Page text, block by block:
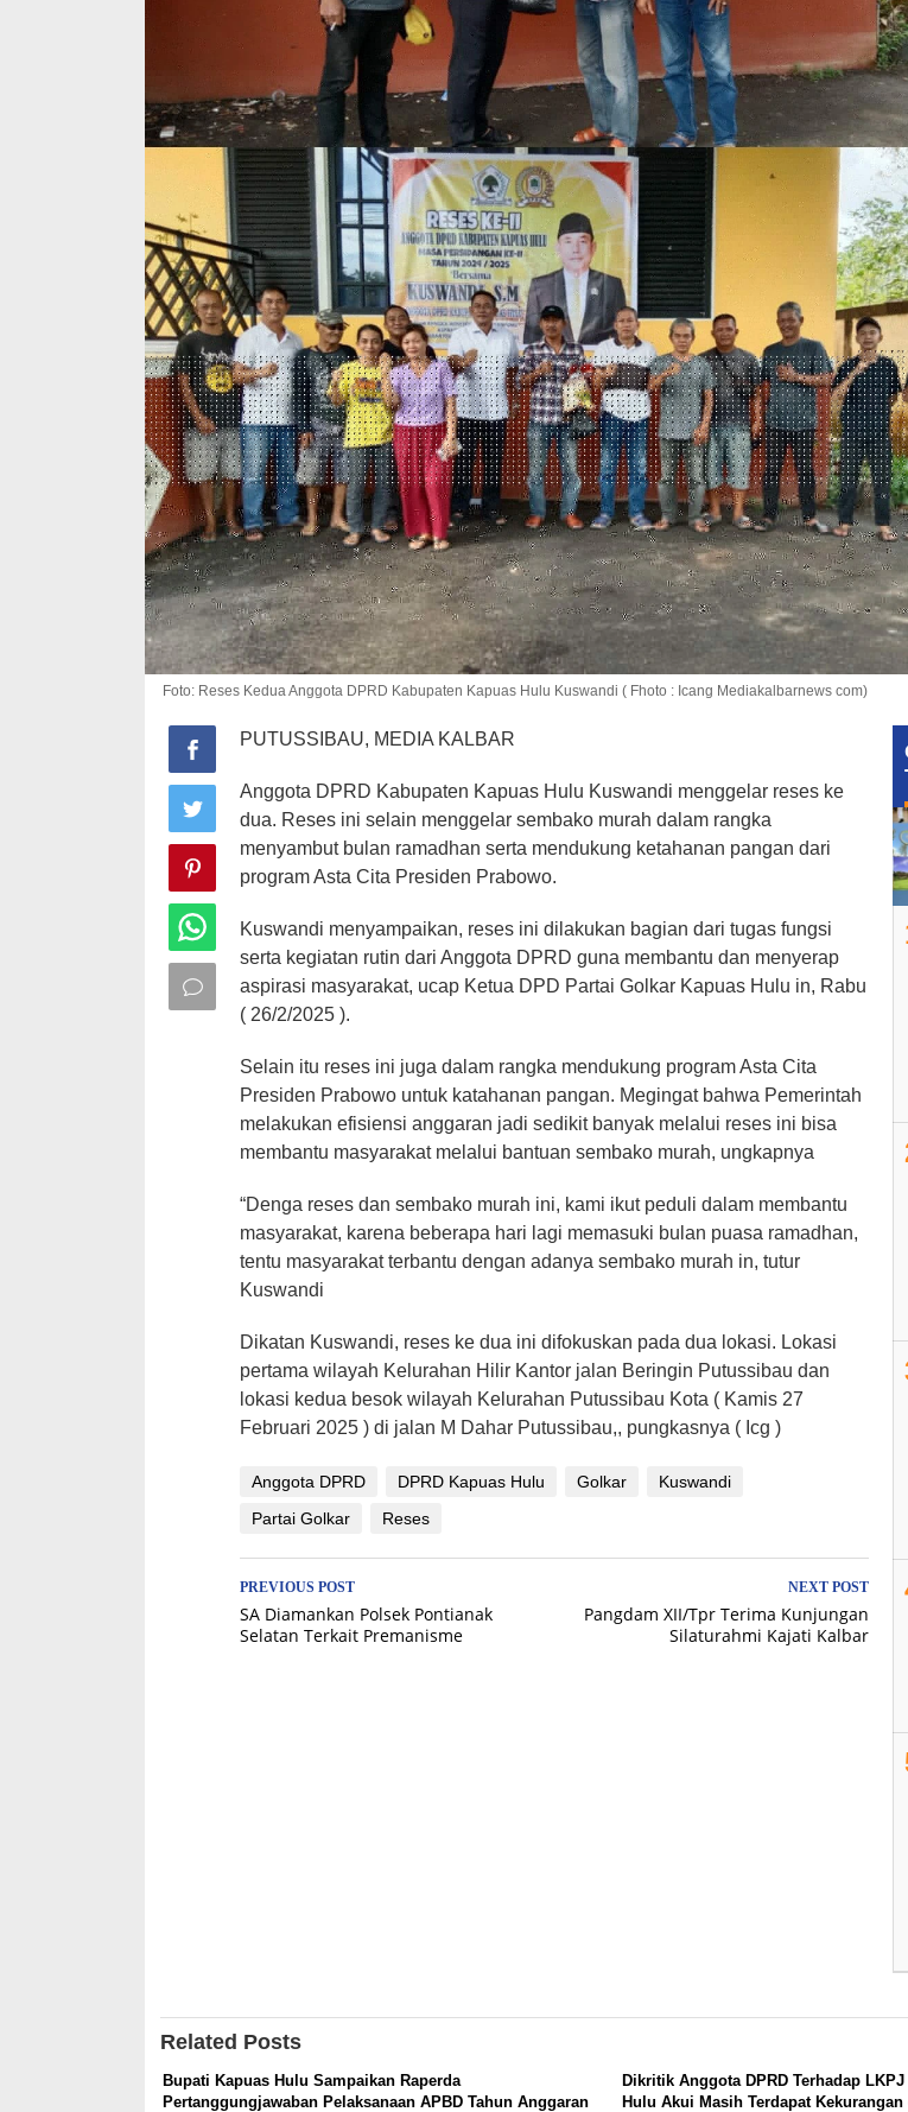
Foto: Reses Kedua Anggota DPRD Kabupaten Kapuas Hulu Kuswandi ( Fhoto : Icang Mediakalbarnews com)
PUTUSSIBAU, MEDIA KALBAR
Anggota DPRD Kabupaten Kapuas Hulu Kuswandi menggelar reses ke
dua. Reses ini selain menggelar sembako murah dalam rangka
menyambut bulan ramadhan serta mendukung ketahanan pangan dari
program Asta Cita Presiden Prabowo.
Kuswandi menyampaikan, reses ini dilakukan bagian dari tugas fungsi
serta kegiatan rutin dari Anggota DPRD guna membantu dan menyerap
aspirasi masyarakat, ucap Ketua DPD Partai Golkar Kapuas Hulu in, Rabu
( 26/2/2025 ).
Selain itu reses ini juga dalam rangka mendukung program Asta Cita
Presiden Prabowo untuk katahanan pangan. Megingat bahwa Pemerintah
melakukan efisiensi anggaran jadi sedikit banyak melalui reses ini bisa
membantu masyarakat melalui bantuan sembako murah, ungkapnya
“Denga reses dan sembako murah ini, kami ikut peduli dalam membantu
masyarakat, karena beberapa hari lagi memasuki bulan puasa ramadhan,
tentu masyarakat terbantu dengan adanya sembako murah in, tutur
Kuswandi
Dikatan Kuswandi, reses ke dua ini difokuskan pada dua lokasi. Lokasi
pertama wilayah Kelurahan Hilir Kantor jalan Beringin Putussibau dan
lokasi kedua besok wilayah Kelurahan Putussibau Kota ( Kamis 27
Februari 2025 ) di jalan M Dahar Putussibau,, pungkasnya ( Icg )
Anggota DPRD DPRD Kapuas Hulu Golkar
Kuswandi
Partai Golkar
Reses
Post
navigation
PREVIOUS POST
SA Diamankan Polsek Pontianak
Selatan Terkait Premanisme
NEXT POST
Pangdam XII/Tpr Terima Kunjungan
Silaturahmi Kajati Kalbar
Related Posts
Bupati Kapuas Hulu Sampaikan Raperda
Pertanggungjawaban Pelaksanaan APBD Tahun Anggaran
Dikritik Anggota DPRD Terhadap
Hulu Akui Masih Terdapat Kekurangan